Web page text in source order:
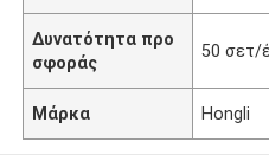
Δυνατότητα προ
σφοράς
50 σετ/
Μάρκα Hongli